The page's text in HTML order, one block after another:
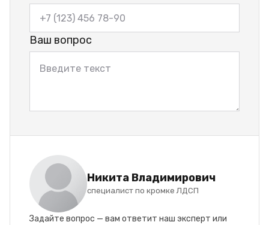
Ваш вопрос
Никита Владимирович
специалист по кромке ЛДСП
Задайте вопрос — вам ответит наш эксперт или